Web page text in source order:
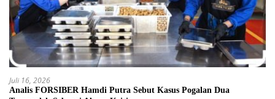
Juli 16, 2026
Analis FORSIBER Hamdi Putra Sebut Kasus Pogalan Dua